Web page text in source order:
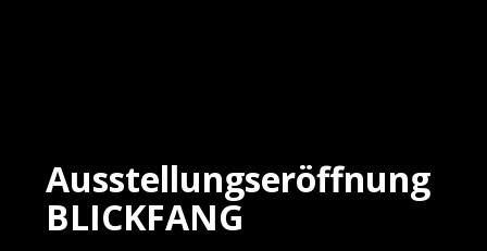
Ausstellungseröffnung
BLICKFANG